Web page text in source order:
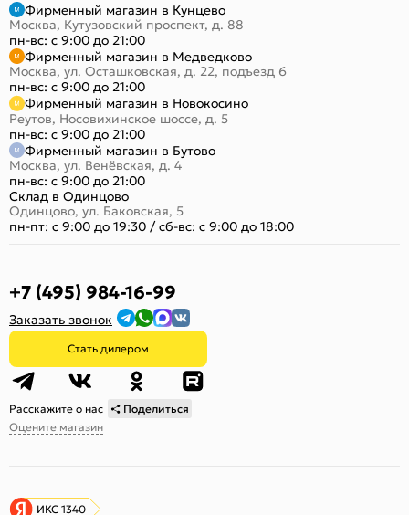
Фирменный магазин в Кунцево
Москва, Кутузовский проспект, д. 88
пн-вс: с 9:00 до 21:00
Фирменный магазин в Медведково
Москва, ул. Осташковская, д. 22, подъезд 6
пн-вс: с 9:00 до 21:00
Фирменный магазин в Новокосино
Реутов, Носовихинское шоссе, д. 5
пн-вс: с 9:00 до 21:00
Фирменный магазин в Бутово
Москва, ул. Венёвская, д. 4
пн-вс: с 9:00 до 21:00
Склад в Одинцово
Одинцово, ул. Баковская, 5
пн-пт: с 9:00 до 19:30 /сб-вс: с 9:00 до 18:00
+7 (495) 984-16-99
Заказать звонок
Стать дилером
Расскажите о нас
Поделиться
Оцените магазин
ИКС 1340